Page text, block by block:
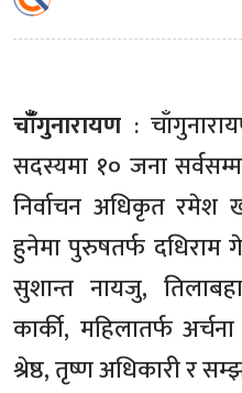
चाँँगुनारायण :
सदस्यमा १० जना
निर्वाचन अधिकृत रमेश
हुनेमा पुरुषतर्फ दधिराम
सुशान्त नायजु,
कार्की, महिलातर्फ
श्रेष्ठ, तृष्ण अधिकारी र